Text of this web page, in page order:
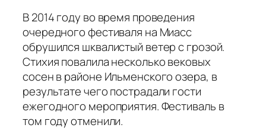
В 2014 году во время проведения
очередного фестиваля на Миасс
обрушился шквалистый ветер с грозой.
Стихия повалила несколько вековых
сосен в районе Ильменского озера, в
результате чего пострадали гости
ежегодного мероприятия. Фестиваль в
том году отменили.